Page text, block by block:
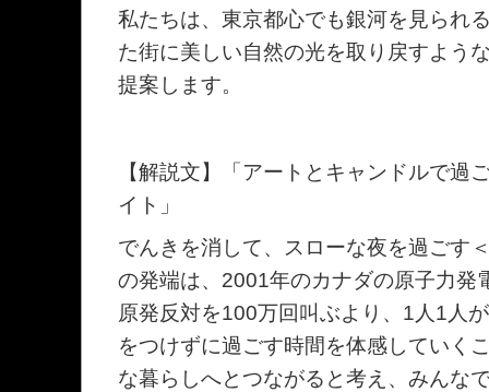
私たちは、東京都心でも銀河を見られ
た街に美しい自然の光を取り戻すよう
提案します。
【解説文】「アートとキャンドルで過
イト」
でんきを消して、スローな夜を過ごす
の発端は、2001年のカナダの原子力発
原発反対を100万回叫ぶより、1人1人
をつけずに過ごす時間を体感していく
な暮らしへとつながると考え、みんな